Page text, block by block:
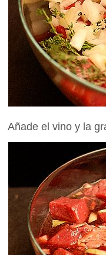
Añade el vino y la